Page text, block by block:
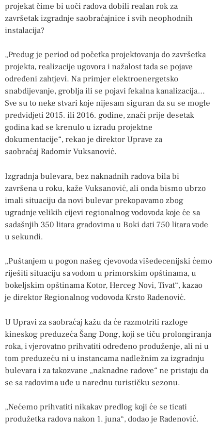
projekat čime bi uoči radova dobili realan rok za
završetak izgradnje saobraćajnice i svih neophodnih
instalacija?
„Predug je period od početka projektovanja do završetka
projekta, realizacije ugovora i nažalost tada se pojave
određeni zahtjevi. Na primjer elektroenergetsko
snabdijevanje, groblja ili se pojavi fekalna kanalizacija…
Sve su to neke stvari koje nijesam siguran da su se mogle
predvidjeti 2015. ili 2016. godine, znači prije desetak
godina kad se krenulo u izradu projektne
dokumentacije“, rekao je direktor Uprave za
saobraćaj Radomir Vuksanović.
Izgradnja bulevara, bez naknadnih radova bila bi
završena u roku, kaže Vuksanović, ali onda bismo ubrzo
imali situaciju da novi bulevar prekopavamo zbog
ugradnje velikih cijevi regionalnog vodovoda koje će sa
sadašnjih 350 litara gradovima u Boki dati 750 litara vode
u sekundi.
„Puštanjem u pogon našeg cjevovoda višedecenijski ćemo
riješiti situaciju sa vodom u primorskim opštinama, u
bokeljskim opštinama Kotor, Herceg Novi, Tivat“, kazao
je direktor Regionalnog vodovoda Krsto Radenović.
U Upravi za saobraćaj kažu da će razmotriti razloge
kineskog preduzeća Šang Dong, koji se tiču prolongiranja
roka, i vjerovatno prihvatiti određeno produženje, ali ni u
tom preduzeću ni u instancama nadležnim za izgradnju
bulevara i za takozvane „naknadne radove“ ne pristaju da
se sa radovima uđe u narednu turističku sezonu.
„Nećemo prihvatiti nikakav predlog koji će se ticati
produžetka radova nakon 1. juna“, dodao je Radenović.